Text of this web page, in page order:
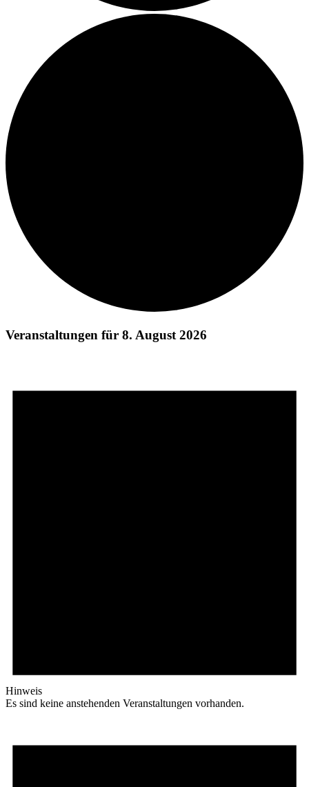
Veranstaltungen für 8. August 2026
Hinweis
Es sind keine anstehenden Veranstaltungen vorhanden.